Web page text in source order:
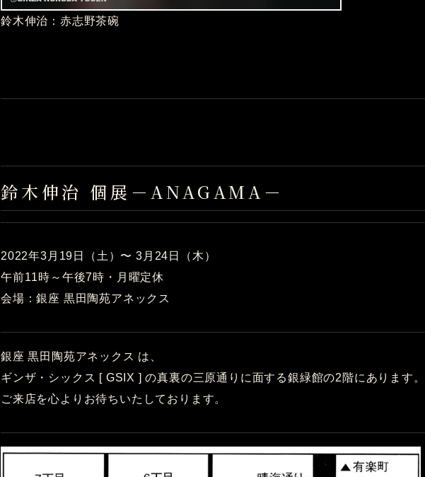
鈴木伸治：赤志野茶碗
鈴木伸治 個展－ANAGAMA－
2022年3月19日（土）〜 3月24日（木）
午前11時～午後7時・月曜定休
会場：銀座 黒田陶苑アネックス
銀座 黒田陶苑アネックス は、
ギンザ・シックス [ GSIX ] の真裏の三原通りに面する銀緑館の2階にあります。
ご来店を心よりお待ちいたしております。